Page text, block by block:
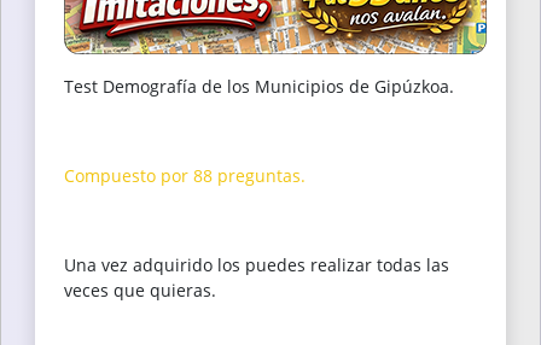
Test Demografía de los Municipios de Gipúzkoa.
Compuesto por 88 preguntas.
Una vez adquirido los puedes realizar todas las
veces que quieras.